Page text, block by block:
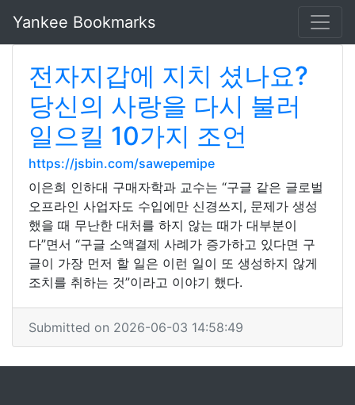
Yankee Bookmarks
전자지갑에 지치 셨나요?
당신의 사랑을 다시 불러
일으킬 10가지 조언
https://jsbin.com/sawepemipe
이은희 인하대 구매자학과 교수는 “구글 같은 글로벌
오프라인 사업자도 수입에만 신경쓰지, 문제가 생성
했을 때 무난한 대처를 하지 않는 때가 대부분이
다”면서 “구글 소액결제 사례가 증가하고 있다면 구
글이 가장 먼저 할 일은 이런 일이 또 생성하지 않게
조치를 취하는 것”이라고 이야기 했다.
Submitted on 2026-06-03 14:58:49